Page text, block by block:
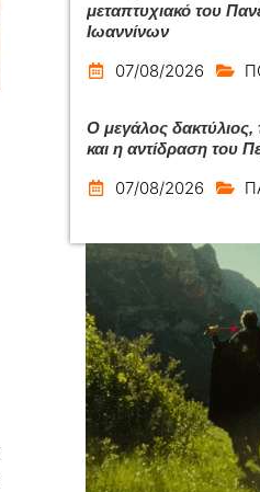
μεταπτυχιακό του
Ιωαννίνων
07/08/2026
Ο μεγάλος δακτύλιος,
και η αντίδραση του
07/08/2026